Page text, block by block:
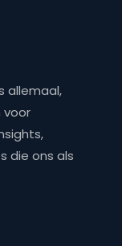
allemaal,
voor
die ons als